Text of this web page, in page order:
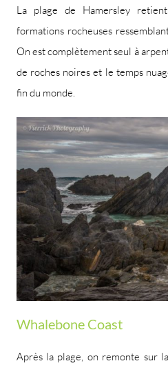
La plage de Hamersley
formations rocheuses
On est complètement seul à
de roches noires et le temps
fin du monde.
Whalebone Coast
Après la plage, on remonte sur